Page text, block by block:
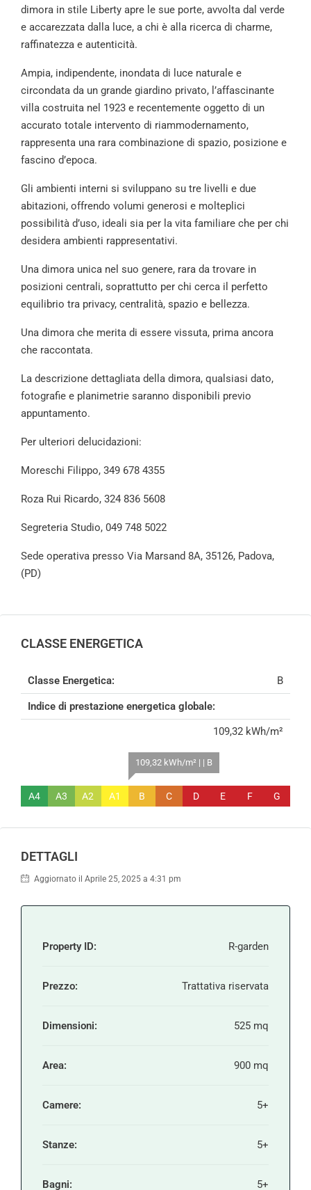
dimora in stile Liberty apre le sue porte, avvolta dal verde
e accarezzata dalla luce, a chi è alla ricerca di charme,
raffinatezza e autenticità.
Ampia, indipendente, inondata di luce naturale e
circondata da un grande giardino privato, l’affascinante
villa costruita nel 1923 e recentemente oggetto di un
accurato totale intervento di riammodernamento,
rappresenta una rara combinazione di spazio, posizione e
fascino d’epoca.
Gli ambienti interni si sviluppano su tre livelli e due
abitazioni, offrendo volumi generosi e molteplici
possibilità d’uso, ideali sia per la vita familiare che per chi
desidera ambienti rappresentativi.
Una dimora unica nel suo genere, rara da trovare in
posizioni centrali, soprattutto per chi cerca il perfetto
equilibrio tra privacy, centralità, spazio e bellezza.
Una dimora che merita di essere vissuta, prima ancora
che raccontata.
La descrizione dettagliata della dimora, qualsiasi dato,
fotografie e planimetrie saranno disponibili previo
appuntamento.
Per ulteriori delucidazioni:
Moreschi Filippo, 349 678 4355
Roza Rui Ricardo, 324 836 5608
Segreteria Studio, 049 748 5022
Sede operativa presso Via Marsand 8A, 35126, Padova,
(PD)
CLASSE ENERGETICA
Classe Energetica: B
Indice di prestazione energetica globale:
109,32 kWh/m²
A4 A3 A2 A1
109,32 kWh/m² | | B
B C D E F G
DETTAGLI
Aggiornato il Aprile 25, 2025 a 4:31 pm
Property ID: R-garden
Prezzo: Trattativa riservata
Dimensioni: 525 mq
Area: 900 mq
Camere: 5+
Stanze: 5+
Bagni: 5+